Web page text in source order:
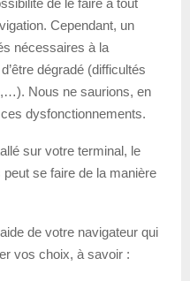
Cependant, un
nécessaires à la
dégradé (difficultés
Nous ne saurions, en
dysfonctionnements.
sur votre terminal, le
se faire de la manière
de votre navigateur qui
vos choix, à savoir :